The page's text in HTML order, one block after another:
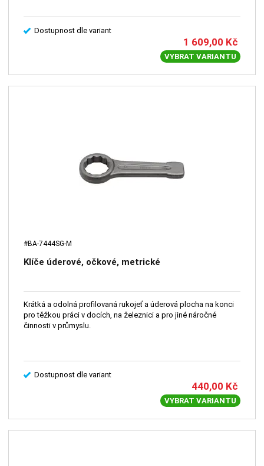
Dostupnost dle variant
1 609,00 Kč
VYBRAT VARIANTU
#BA-7444SG-M
Klíče úderové, očkové, metrické
Krátká a odolná profilovaná rukojeť a úderová plocha na konci
pro těžkou práci v docích, na železnici a pro jiné náročné
činnosti v průmyslu.
Dostupnost dle variant
440,00 Kč
VYBRAT VARIANTU